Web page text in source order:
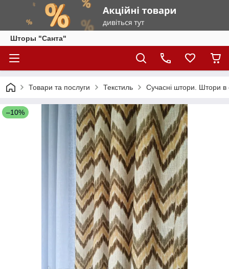
Шторы "Санта"
Товари та послуги Текстиль Сучасні штори. Штори
–10%